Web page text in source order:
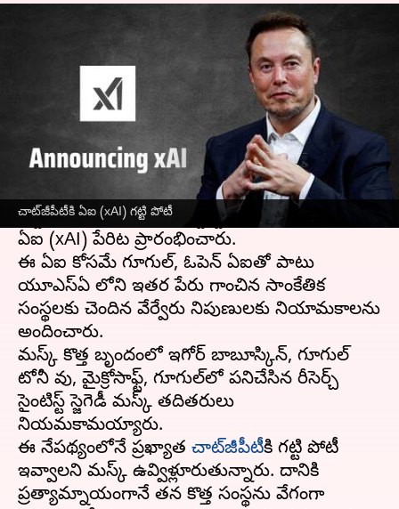
చాట్‌జీపీటీకి ఏఐ (xAI) గట్టి పోటీ
ఏఐ రంగంలోకి ప్రవేశించిన ఎలోన్‌
మస్క్‌.. xAI పేరిట కంపెనీ ఏర్పాటు
TEJAVYAS BESTHA 02:57 pm
ఈ వార్తాకథనం ఏంటి
ప్రముఖ ఇంటర్నేషనల్ వ్యాపార దిగ్గజంఎలోన్‌ మస్క్‌
సరికొత్త వ్యాపారానికి తెరలేపారు. ఈ మేరకు ఓ కొత్త
ఆర్టిఫిషియల్‌ ఇంటెలిజెన్స్‌ స్టార్టప్‌ యూనిట్ ను ఎక్స్‌
ఏఐ (xAI) పేరిట ప్రారంభించారు.
ఈ ఏఐ కోసమే గూగుల్‌, ఓపెన్‌ ఏఐతో పాటు
యూఎస్ఏ లోని ఇతర పేరు గాంచిన సాంకేతిక
సంస్థలకు చెందిన వేర్వేరు నిపుణులకు నియామకాలను
అందించారు.
మస్క్ కొత్త బృందంలో ఇగోర్ బాబూస్కిన్, గూగుల్‌
టోనీ వు, మైక్రోసాఫ్ట్‌, గూగుల్‌లో పనిచేసిన రీసెర్చ్‌
సైంటిస్ట్‌ స్జెగెడీ మస్క్‌ తదితరులు
నియమకామయ్యారు.
ఈ నేపథ్యంలోనే ప్రఖ్యాత చాట్‌జీపీటీకి గట్టి పోటీ
ఇవ్వాలని మస్క్ ఉవ్విళ్లూరుతున్నారు. దానికి
ప్రత్యామ్నాయంగానే తన కొత్త సంస్థను వేగంగా